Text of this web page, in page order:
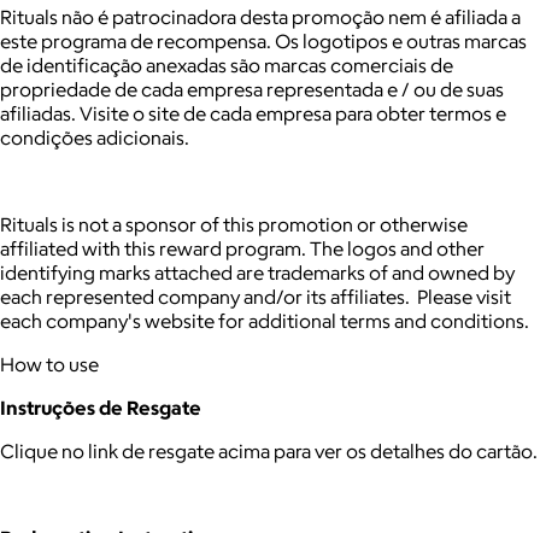
Rituals não é patrocinadora desta promoção nem é afiliada a
este programa de recompensa. Os logotipos e outras marcas
de identificação anexadas são marcas comerciais de
propriedade de cada empresa representada e / ou de suas
afiliadas. Visite o site de cada empresa para obter termos e
condições adicionais.
Rituals is not a sponsor of this promotion or otherwise
affiliated with this reward program. The logos and other
identifying marks attached are trademarks of and owned by
each represented company and/or its affiliates. Please visit
each company's website for additional terms and conditions.
How to use
Instruções de Resgate
Clique no link de resgate acima para ver os detalhes do cartão.